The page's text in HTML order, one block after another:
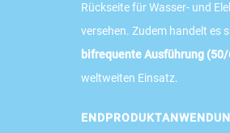
Rückseite für Wasser- und
versehen. Zudem handelt es
bifrequente Ausführung
weltweiten Einsatz.